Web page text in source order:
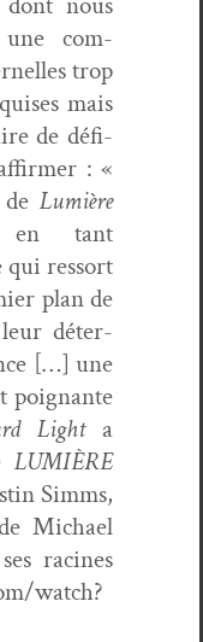
une com­
trop
mais
de défi­
: «
deLumière
tant
qui ressort
plan de
leur déter­
[…] une
poignante
Lighta
LUMIÈRE
Simms,
Michael
racines
watch?